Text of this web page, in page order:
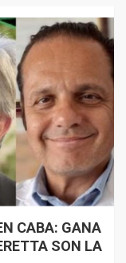
CABA: GANA
SON LA